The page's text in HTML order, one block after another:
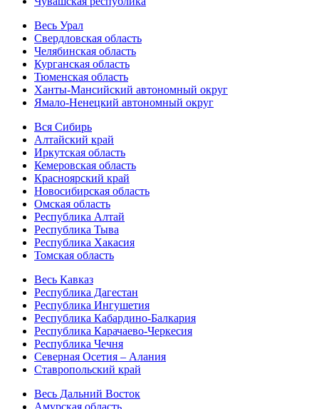
Весь Урал
Свердловская область
Челябинская область
Курганская область
Тюменская область
Ханты-Мансийский автономный округ
Ямало-Ненецкий автономный округ
Вся Сибирь
Алтайский край
Иркутская область
Кемеровская область
Красноярский край
Новосибирская область
Омская область
Республика Алтай
Республика Тыва
Республика Хакасия
Томская область
Весь Кавказ
Республика Дагестан
Республика Ингушетия
Республика Кабардино-Балкария
Республика Карачаево-Черкесия
Республика Чечня
Северная Осетия – Алания
Ставропольский край
Весь Дальний Восток
Амурская область